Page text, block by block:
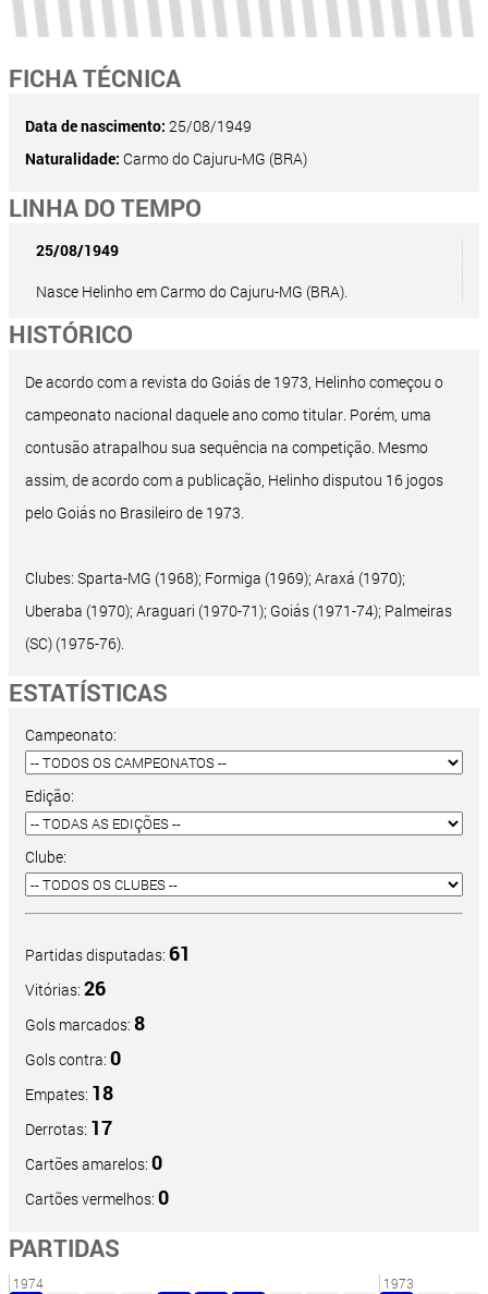
FICHA TÉCNICA
Data de nascimento: 25/08/1949
Naturalidade: Carmo do Cajuru-MG (BRA)
LINHA DO TEMPO
25/08/1949
Nasce Helinho em Carmo do Cajuru-MG (BRA).
HISTÓRICO
De acordo com a revista do Goiás de 1973, Helinho começou o
campeonato nacional daquele ano como titular. Porém, uma
contusão atrapalhou sua sequência na competição. Mesmo
assim, de acordo com a publicação, Helinho disputou 16 jogos
pelo Goiás no Brasileiro de 1973.
Clubes: Sparta-MG (1968); Formiga (1969); Araxá (1970);
Uberaba (1970); Araguari (1970-71); Goiás (1971-74); Palmeiras
(SC) (1975-76).
ESTATÍSTICAS
Campeonato:
Edição:
Clube:
Partidas disputadas: 61
Vitórias: 26
Gols marcados: 8
Gols contra: 0
Empates: 18
Derrotas: 17
Cartões amarelos: 0
Cartões vermelhos: 0
PARTIDAS
1974 1973